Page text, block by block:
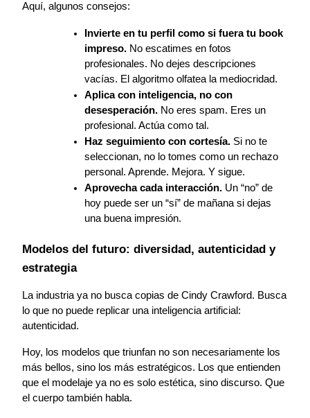
Aquí, algunos consejos:
Invierte en tu perfil como si fuera tu book
impreso. No escatimes en fotos
profesionales. No dejes descripciones
vacías. El algoritmo olfatea la mediocridad.
Aplica con inteligencia, no con
desesperación. No eres spam. Eres un
profesional. Actúa como tal.
Haz seguimiento con cortesía. Si no te
seleccionan, no lo tomes como un rechazo
personal. Aprende. Mejora. Y sigue.
Aprovecha cada interacción. Un “no” de
hoy puede ser un “sí” de mañana si dejas
una buena impresión.
Modelos del futuro: diversidad, autenticidad y
estrategia
La industria ya no busca copias de Cindy Crawford. Busca
lo que no puede replicar una inteligencia artificial:
autenticidad.
Hoy, los modelos que triunfan no son necesariamente los
más bellos, sino los más estratégicos. Los que entienden
que el modelaje ya no es solo estética, sino discurso. Que
el cuerpo también habla.